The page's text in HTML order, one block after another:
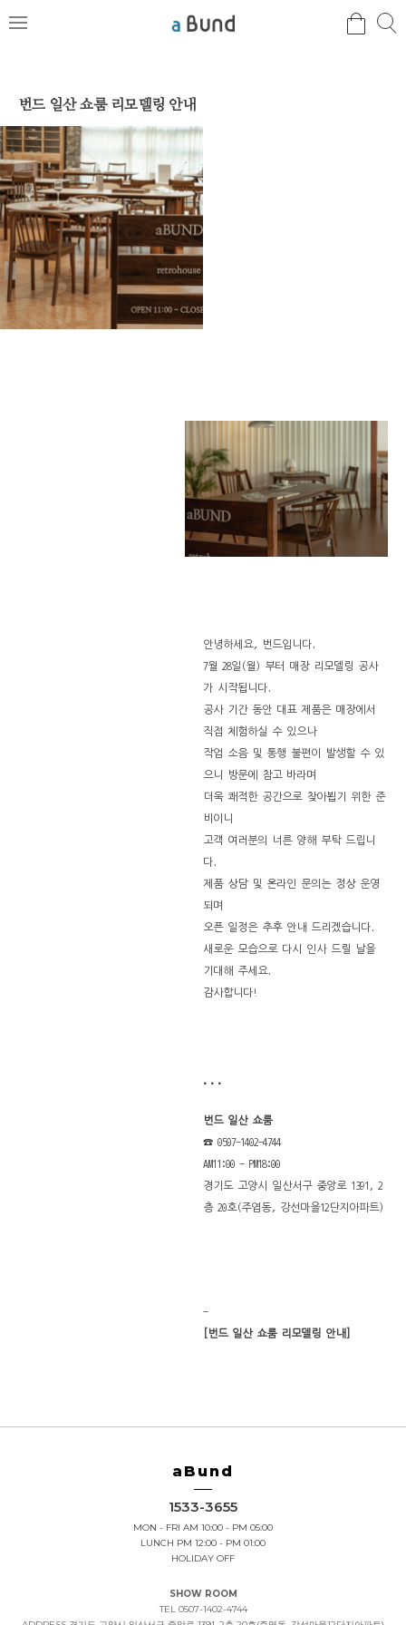
메
검
번드 일산 쇼룸 리모델링 안내
안녕하세요, 번드입니다.
7월 28일(월) 부터 매장 리모델링 공사
가 시작됩니다.
공사 기간 동안 대표 제품은 매장에서
직접 체험하실 수 있으나
작업 소음 및 통행 불편이 발생할 수 있
으니 방문에 참고 바라며
더욱 쾌적한 공간으로 찾아뵙기 위한 준
비이니
고객 여러분의 너른 양해 부탁 드립니
다.
제품 상담 및 온라인 문의는 정상 운영
되며
오픈 일정은 추후 안내 드리겠습니다.
새로운 모습으로 다시 인사 드릴 날을
기대해 주세요.
감사합니다!
. . .
번드 일산 쇼룸
☎ 0507-1402-4744
AM11:00 - PM18:00
경기도 고양시 일산서구 중앙로 1391, 2
층 20호(주엽동, 강선마을12단지아파트)
-
[번드 일산 쇼룸 리모델링 안내]
aBund
1533-3655
MON - FRI AM 10:00 - PM 05:00
LUNCH PM 12:00 - PM 01:00
HOLIDAY OFF
SHOW ROOM
TEL 0507-1402-4744